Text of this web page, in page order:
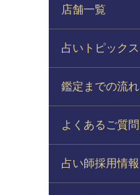
店舗一覧
占いトピックス
鑑定までの流れ
よくあるご質問
占い師採用情報